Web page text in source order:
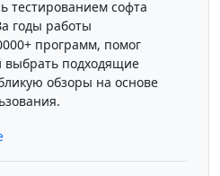
тестированием софта
годы работы
программ, помог
выбрать подходящие
обзоры на основе